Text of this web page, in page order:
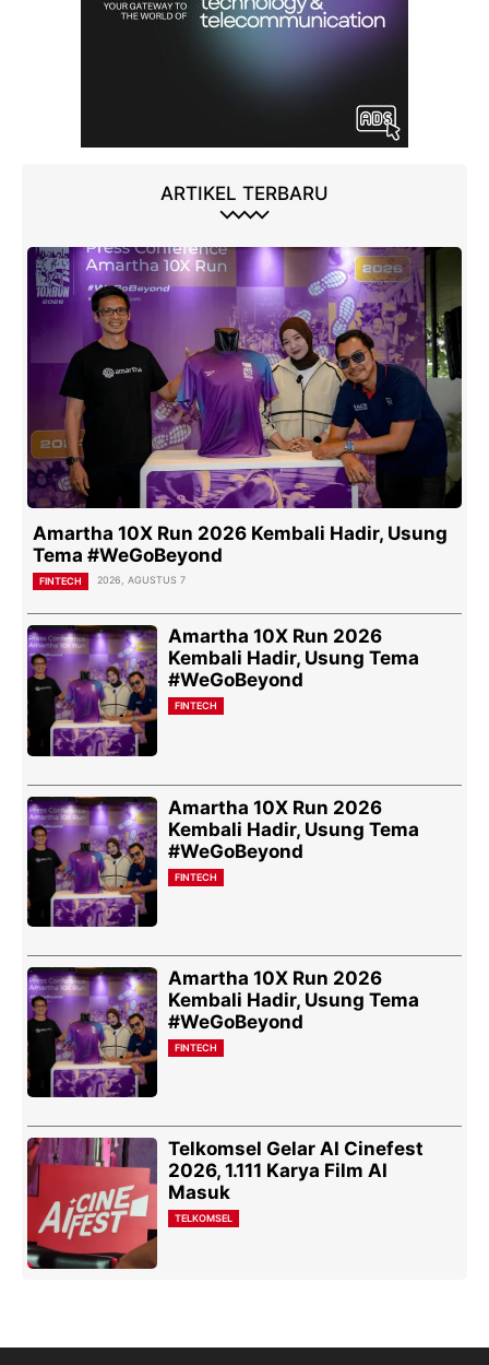
ARTIKEL TERBARU
Amartha 10X Run 2026 Kembali Hadir, Usung
Tema #WeGoBeyond
FINTECH 2026, AGUSTUS 7
Amartha 10X Run 2026
Kembali Hadir, Usung Tema
#WeGoBeyond
FINTECH
Amartha 10X Run 2026
Kembali Hadir, Usung Tema
#WeGoBeyond
FINTECH
Amartha 10X Run 2026
Kembali Hadir, Usung Tema
#WeGoBeyond
FINTECH
Telkomsel Gelar AI Cinefest
2026, 1.111 Karya Film AI
Masuk
TELKOMSEL